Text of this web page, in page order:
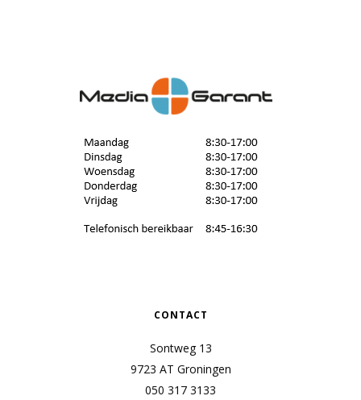
CONTACT
Sontweg 13
9723 AT Groningen
050 317 3133